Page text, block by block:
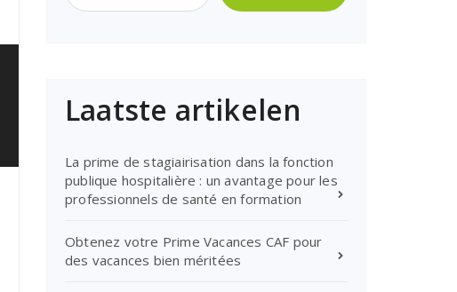
Laatste artikelen
La prime de stagiairisation dans la fonction
publique hospitalière : un avantage pour les
professionnels de santé en formation
Obtenez votre Prime Vacances CAF pour
des vacances bien méritées